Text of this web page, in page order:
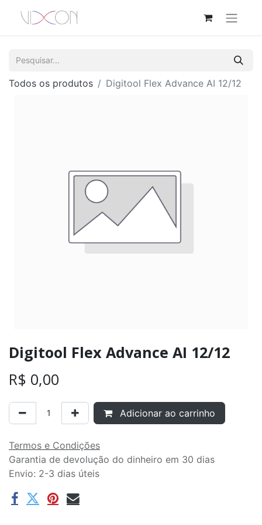
Todos os produtos Digitool Flex Advance AI 12/12
Digitool Flex Advance AI 12/12
R$ 0,00
Adicionar ao carrinho
Termos e Condições
Garantia de devolução do dinheiro em 30 dias
Envio: 2-3 dias úteis